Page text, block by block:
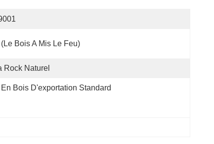
Bois A Mis Le Feu)
Rock Naturel
Bois D'exportation Standard